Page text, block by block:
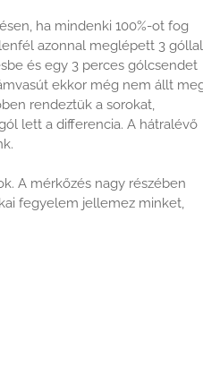
ha mindenki 100%-ot fog
azonnal meglépett 3
és egy 3 perces gólcsendet
ekkor még nem állt
rendeztük a sorokat,
lett a differencia. A hátralévő
A mérkőzés nagy részében
fegyelem jellemez minket,